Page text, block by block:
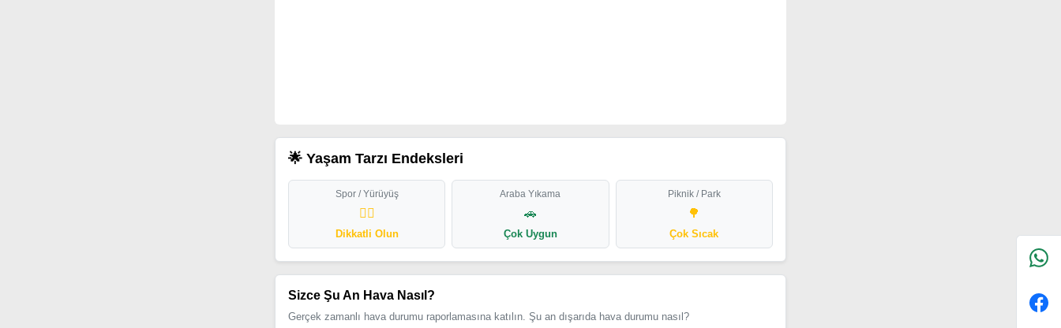
🌟 Yaşam Tarzı Endeksleri
Spor / Yürüyüş
🏃‍♂️
Dikkatli Olun
Araba Yıkama
🚗
Çok Uygun
Piknik / Park
🌳
Çok Sıcak
Sizce Şu An Hava Nasıl?
Gerçek zamanlı hava durumu raporlamasına katılın. Şu an dışarıda hava durumu nasıl?